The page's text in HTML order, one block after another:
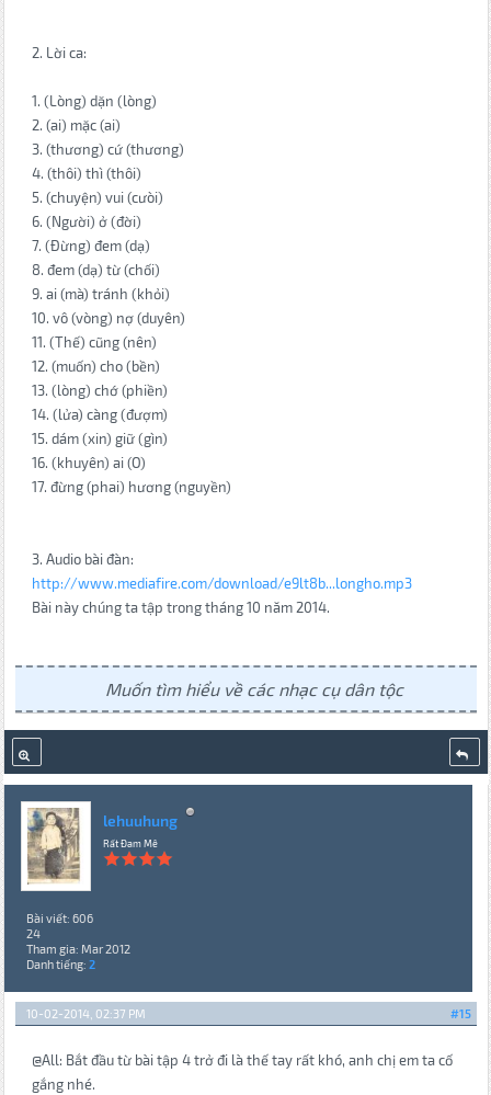
2. Lời ca:
1. (Lòng) dặn (lòng)
2. (ai) mặc (ai)
3. (thương) cứ (thương)
4. (thôi) thì (thôi)
5. (chuyện) vui (cưòi)
6. (Người) ở (đời)
7. (Đừng) đem (dạ)
8. đem (dạ) từ (chối)
9. ai (mà) tránh (khỏi)
10. vô (vòng) nợ (duyên)
11. (Thế) cũng (nên)
12. (muốn) cho (bền)
13. (lòng) chớ (phiền)
14. (lửa) càng (đượm)
15. dám (xin) giữ (gìn)
16. (khuyên) ai (O)
17. đừng (phai) hương (nguyền)
3. Audio bài đàn:
http://www.mediafire.com/download/e9lt8b...longho.mp3
Bài này chúng ta tập trong tháng 10 năm 2014.
Muốn tìm hiểu về các nhạc cụ dân tộc
lehuuhung
Rất Đam Mê
Bài viết: 606
24
Tham gia: Mar 2012
Danh tiếng: 2
#15
10-02-2014, 02:37 PM
@All: Bắt đầu từ bài tập 4 trở đi là thế tay rất khó, anh chị em ta cố
gắng nhé.